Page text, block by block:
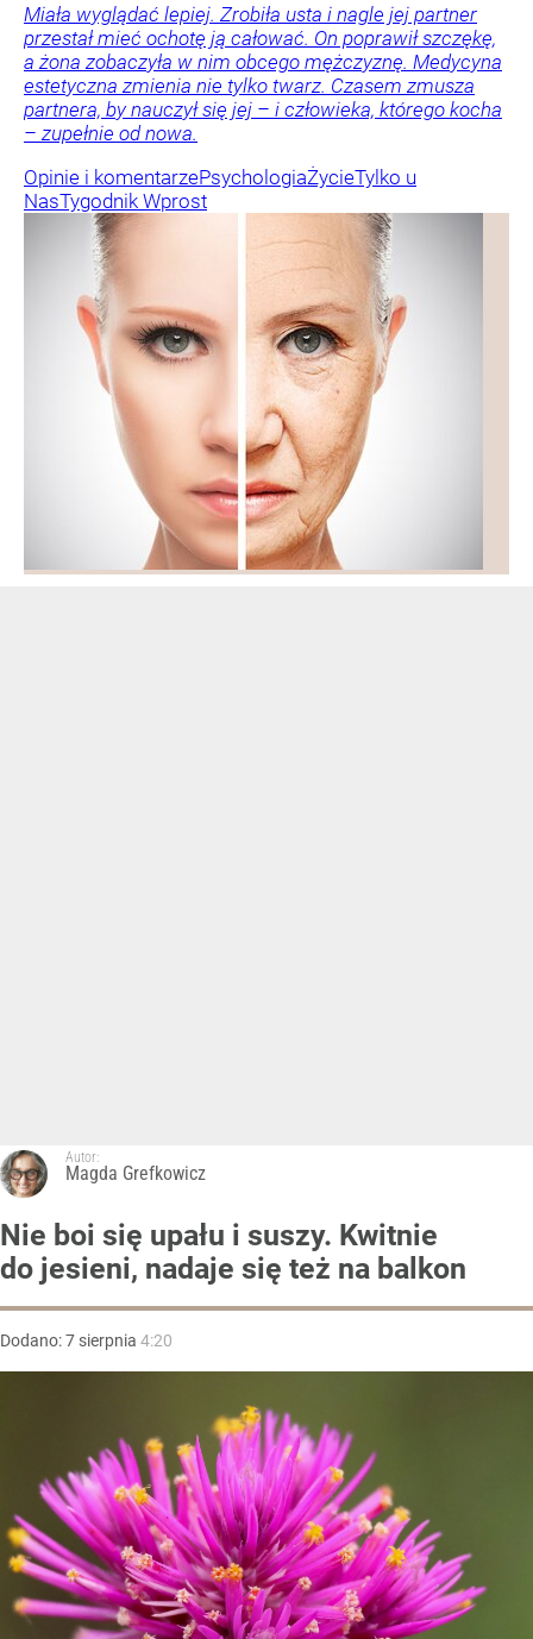
Miała wyglądać lepiej. Zrobiła usta i nagle jej partner
przestał mieć ochotę ją całować. On poprawił szczękę,
a żona zobaczyła w nim obcego mężczyznę. Medycyna
estetyczna zmienia nie tylko twarz. Czasem zmusza
partnera, by nauczył się jej – i człowieka, którego kocha
– zupełnie od nowa.
Opinie i komentarzePsychologiaŻycieTylko u
NasTygodnik Wprost
Autor:
Magda Grefkowicz
Nie boi się upału i suszy. Kwitnie
do jesieni, nadaje się też na balkon
Dodano:7 sierpnia 4:20